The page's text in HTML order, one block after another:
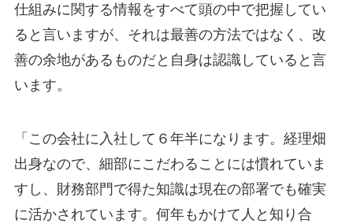
仕組みに関する情報をすべて頭の中で把握してい
ると言いますが、それは最善の方法ではなく、改
善の余地があるものだと自身は認識していると言
います。
「この会社に入社して６年半になります。経理畑
出身なので、細部にこだわることには慣れていま
すし、財務部門で得た知識は現在の部署でも確実
に活かされています。何年もかけて人と知り合